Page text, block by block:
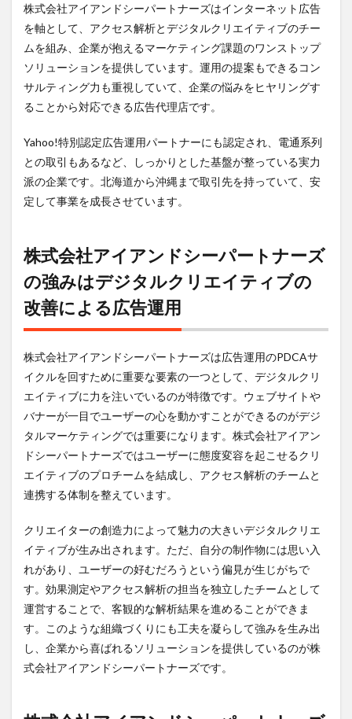
広告
運用
3
株式
アイ
アン
ート
ナー
ズで
メリ
株式
会社
アイ
アン
ドシ
ーパ
ナー
ズの
5
株式
会社
アイ
アン
ーパ
ナー
転職
する
ため
は？
Vorkers、
転職会
判から読
株式会社アイアンドシーパートナーズはインターネット広告
を軸として、アクセス解析とデジタルクリエイティブのチー
ムを組み、企業が抱えるマーケティング課題のワンストップ
ソリューションを提供しています。運用の提案もできるコン
サルティング力も重視していて、企業の悩みをヒヤリングす
ることから対応できる広告代理店です。
Yahoo!特別認定広告運用パートナーにも認定され、電通系列
との取引もあるなど、しっかりとした基盤が整っている実力
派の企業です。北海道から沖縄まで取引先を持っていて、安
定して事業を成長させています。
株式会社アイアンドシーパートナーズ
の強みはデジタルクリエイティブの
改善による広告運用
株式会社アイアンドシーパートナーズは広告運用のPDCAサ
イクルを回すために重要な要素の一つとして、デジタルクリ
エイティブに力を注いでいるのが特徴です。ウェブサイトや
バナーが一目でユーザーの心を動かすことができるのがデジ
タルマーケティングでは重要になります。株式会社アイアン
ドシーパートナーズではユーザーに態度変容を起こせるクリ
エイティブのプロチームを結成し、アクセス解析のチームと
連携する体制を整えています。
クリエイターの創造力によって魅力の大きいデジタルクリエ
イティブが生み出されます。ただ、自分の制作物には思い入
れがあり、ユーザーの好むだろうという偏見が生じがちで
す。効果測定やアクセス解析の担当を独立したチームとして
運営することで、客観的な解析結果を進めることができま
す。このような組織づくりにも工夫を凝らして強みを生み出
し、企業から喜ばれるソリューションを提供しているのが株
式会社アイアンドシーパートナーズです。